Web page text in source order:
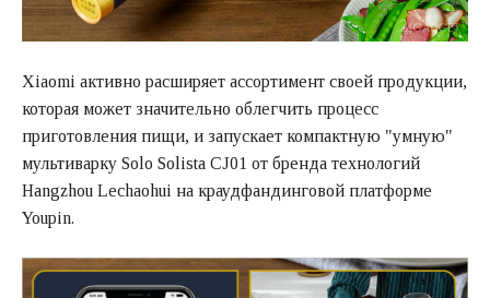
Xiaomi активно расширяет ассортимент своей продукции,
которая может значительно облегчить процесс
приготовления пищи, и запускает компактную "умную"
мультиварку Solo Solista CJ01 от бренда технологий
Hangzhou Lechaohui на краудфандинговой платформе
Youpin.